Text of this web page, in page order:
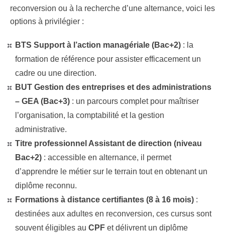
reconversion ou à la recherche d’une alternance, voici les
options à privilégier :
BTS Support à l’action managériale (Bac+2) : la
formation de référence pour assister efficacement un
cadre ou une direction.
BUT Gestion des entreprises et des administrations
– GEA (Bac+3) : un parcours complet pour maîtriser
l’organisation, la comptabilité et la gestion
administrative.
Titre professionnel Assistant de direction (niveau
Bac+2) : accessible en alternance, il permet
d’apprendre le métier sur le terrain tout en obtenant un
diplôme reconnu.
Formations à distance certifiantes (8 à 16 mois) :
destinées aux adultes en reconversion, ces cursus sont
souvent éligibles au CPF et délivrent un diplôme